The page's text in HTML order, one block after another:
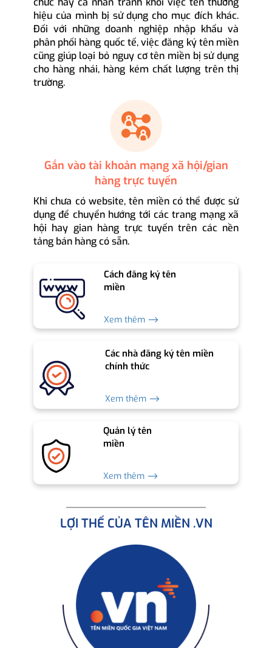
hiệu của mình bị sử dụng cho mục đích khác.
Đối với những doanh nghiệp nhập khẩu và
phân phối hàng quốc tế, việc đăng ký tên miền
cũng giúp loại bỏ nguy cơ tên miền bị sử dụng
cho hàng nhái, hàng kém chất lượng trên thị
trường.
Gắn vào tài khoản mạng xã hội/gian
hàng trực tuyến
Khi chưa có website, tên miền có thể được sử
dụng để chuyển hướng tới các trang mạng xã
hội hay gian hàng trực tuyến trên các nền
tảng bán hàng có sẵn.
Cách đăng ký tên
miền
Xem thêm ⟶
Các nhà đăng ký tên miền
chính thức
Xem thêm ⟶
Quản lý tên
miền
Xem thêm ⟶
LỢI THẾ CỦA TÊN MIỀN .VN